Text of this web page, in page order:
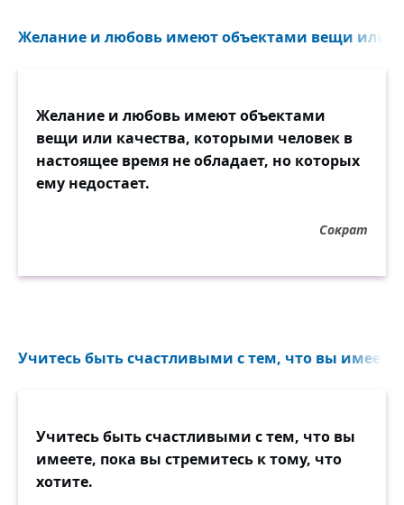
Желание и любовь имеют объектами вещи или
Желание и любовь имеют объектами
вещи или качества, которыми человек в
настоящее время не обладает, но которых
ему недостает.
Сократ
Учитесь быть счастливыми с тем, что вы
Учитесь быть счастливыми с тем, что вы
имеете, пока вы стремитесь к тому, что
хотите.